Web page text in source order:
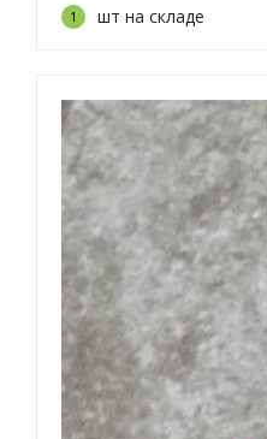
1 шт на складе